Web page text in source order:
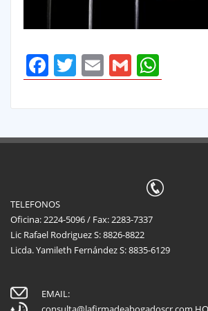
Facebook
Twitter
Email
Gmail
TELEFONOS
Oficina: 2224-5096 / Fax: 2283-7337
Lic Rafael Rodriguez S: 8826-8822
Licda. Yamileth Fernández S: 8835-6129
EMAIL: